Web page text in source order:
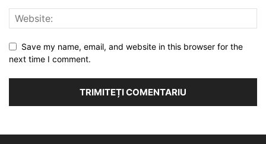
Save my name, email, and website in this browser for the
next time I comment.